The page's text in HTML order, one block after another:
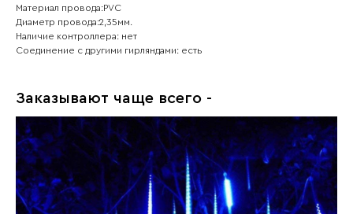
Материал провода:PVC
Диаметр провода:2,35мм.
Наличие контроллера: нет
Соединение с другими гирляндами: есть
Заказывают чаще всего -